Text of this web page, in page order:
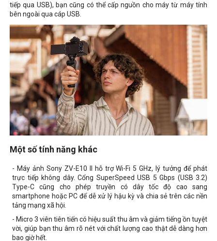
tiếp qua USB), bạn cũng có thể cấp nguồn cho máy từ máy tính
bên ngoài qua cáp USB.
Một số tính năng khác
- Máy ảnh Sony ZV-E10 II hỗ trợ Wi-Fi 5 GHz, lý tưởng để phát
trực tiếp không dây. Cổng SuperSpeed ​​USB 5 Gbps (USB 3.2)
Type-C cũng cho phép truyền có dây tốc độ cao sang
smartphone hoặc PC để dễ xử lý hậu kỳ và chia sẻ trên các nền
tảng mạng xã hội.
- Micro 3 viên tiên tiến có hiệu suất thu âm và giảm tiếng ồn tuyệt
vời, giúp bạn thu âm rõ nét với chất lượng cao thật dễ dàng hơn
bao giờ hết.